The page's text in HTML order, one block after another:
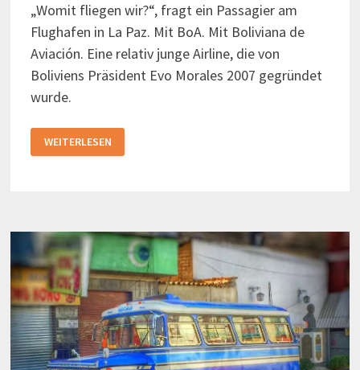
„Womit fliegen wir?“, fragt ein Passagier am
Flughafen in La Paz. Mit BoA. Mit Boliviana de
Aviación. Eine relativ junge Airline, die von
Boliviens Präsident Evo Morales 2007 gegründet
wurde.
UNBEKANNTE
FLUGGESELLSCHAFT:
WEITERLESEN